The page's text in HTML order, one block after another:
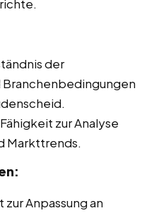
der
Fähigkeit zur Analyse
Markttrends.
Anpassung an